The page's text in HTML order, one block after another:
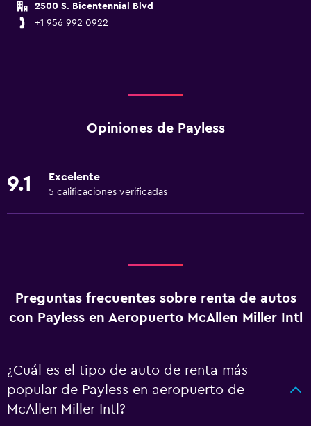
2500 S. Bicentennial Blvd
+1 956 992 0922
Opiniones de Payless
9.1 Excelente
5 calificaciones verificadas
Preguntas frecuentes sobre renta de autos
con Payless en Aeropuerto McAllen Miller Intl
¿Cuál es el tipo de auto de renta más
popular de Payless en aeropuerto de
McAllen Miller Intl?